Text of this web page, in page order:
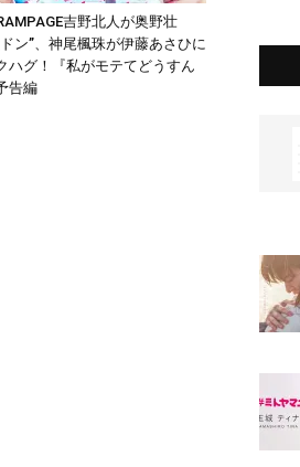
吉野北人が奥野壮
ン”、神尾楓珠が伊藤あさひに
ハグ！『私がモテてどうすん
告編